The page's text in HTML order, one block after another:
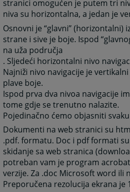
stranici omogućen je putem tri
niva su horizontalna, a jedan je
Osnovni je “glavni” (horizontalni)
strane i sive je boje. Ispod
na uža područja
. Sljedeći horizontalni nivo
Najniži nivo navigacije je
plave boje.
Ispod prva dva nivoa navigacije
tome gdje se trenutno nalazite.
Pojedinačno ćemo objasniti
Dokumenti na web stranici su
.pdf. formatu. Doc i pdf formati
skidanje sa web stranica
potreban vam je program
verzije. Za .doc Microsoft word ili
Preporučena rezolucija ekrana je